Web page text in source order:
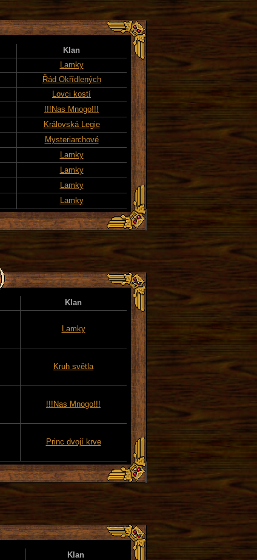
Klan
Lamky
Řád Okřídlených
Lovci kostí
!!!Nas Mnogo!!!
Královská Legie
Mysteriarchové
Lamky
Lamky
Lamky
Lamky
Klan
Lamky
Kruh světla
!!!Nas Mnogo!!!
Princ dvojí krve
Klan